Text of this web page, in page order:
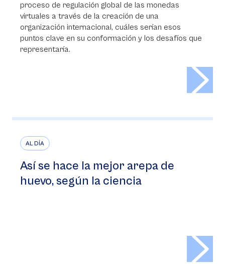
proceso de regulación global de las monedas
virtuales a través de la creación de una
organización internacional, cuáles serían esos
puntos clave en su conformación y los desafíos que
representaría.
AL DÍA
Así se hace la mejor arepa de
huevo, según la ciencia